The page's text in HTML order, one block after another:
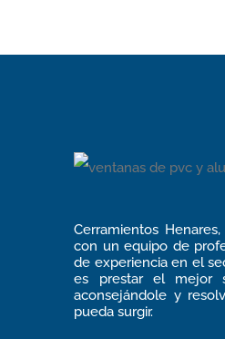
Cerramientos
con un equipo de
de experiencia en el
es prestar el mejor
aconsejándole y
pueda surgir.